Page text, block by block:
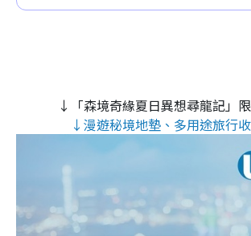
↓「森境奇緣夏日異想尋龍記」
↓漫遊秘境地墊、多用途旅行